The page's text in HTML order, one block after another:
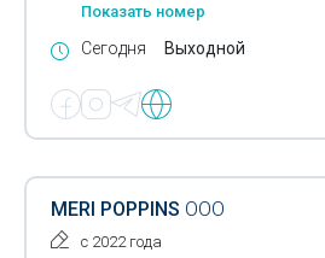
Показать номер
Сегодня Выходной
MERI POPPINS ООО
с 2022 года